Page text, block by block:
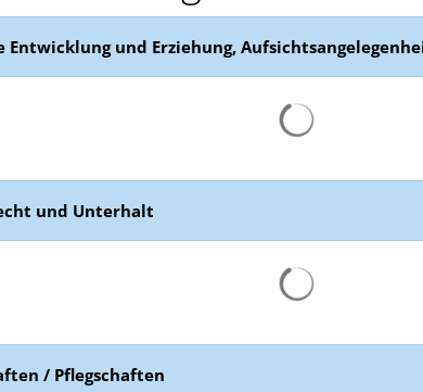
Entwicklung und Erziehung,
und Unterhalt
/ Pflegschaften